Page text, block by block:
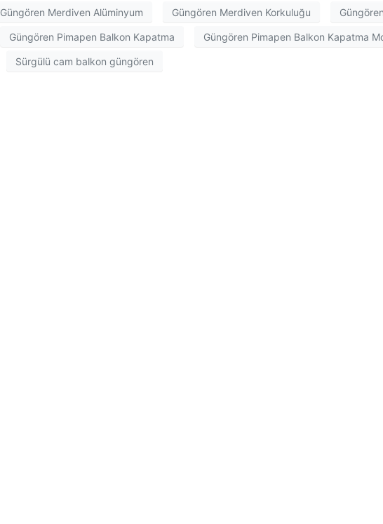
Güngören Merdiven Alüminyum Güngören Merdiven Korkuluğu
Güngören Pimapen Balkon Kapatma Güngören Pimapen Balkon Kapatma
Sürgülü cam balkon güngören